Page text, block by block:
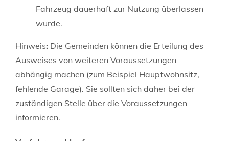
Fahrzeug dauerhaft zur Nutzung überlassen
wurde.
Hinweis: Die Gemeinden können die Erteilung des
Ausweises von weiteren Voraussetzungen
abhängig machen (zum Beispiel Hauptwohnsitz,
fehlende Garage). Sie sollten sich daher bei der
zuständigen Stelle über die Voraussetzungen
informieren.